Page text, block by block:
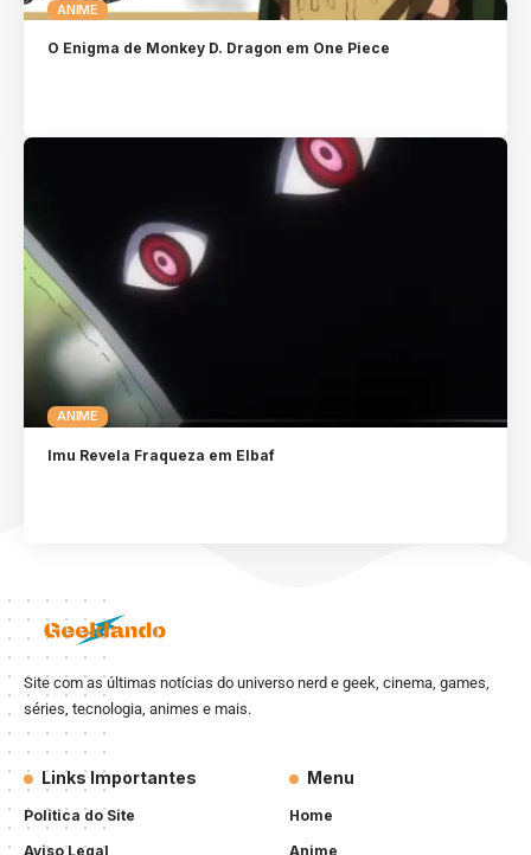
ANIME
O Enigma de Monkey D. Dragon em One Piece
ANIME
Imu Revela Fraqueza em Elbaf
Site com as últimas notícias do universo nerd e geek, cinema, games,
séries, tecnologia, animes e mais.
Links Importantes
Politica do Site
Aviso Legal
Menu
Home
Anime